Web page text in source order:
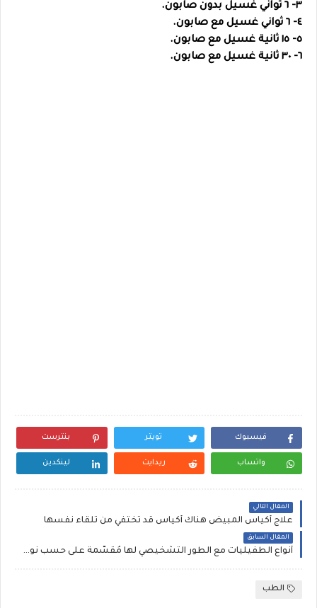
٣- ٦ ثواني غسيل بدون صابون.
٤- ٦ ثواني غسيل مع صابون.
٥- ١٥ ثانية غسيل مع صابون.
٦- ٣٠ ثانية غسيل مع صابون.
فيسبوك تويتر بنترست
واتساب ريدايت لينكدين
المقال التالي
علاج أكياس المبيض هناك أكياس قد تختفي من تلقاء نفسها
المقال السابق
أنواع الطفيليات مع الطور التشخيصي لها مُقسّمة على حسب نوع العينة التي يتم إيجادها فيها :
الطب